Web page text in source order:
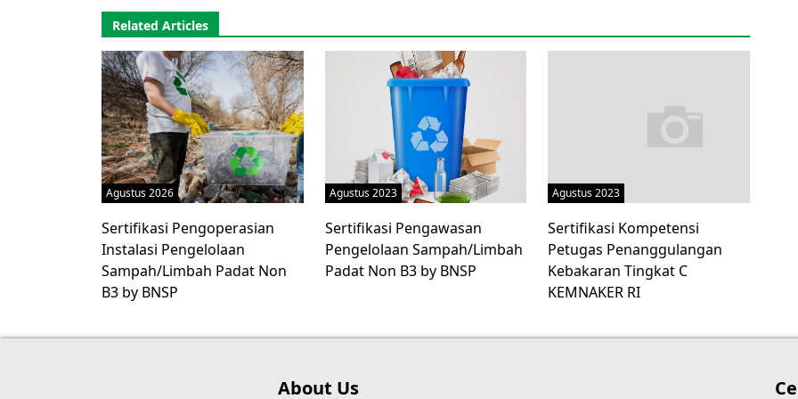
Related Articles
Agustus 2026
Sertifikasi Pengoperasian
Instalasi Pengelolaan
Sampah/Limbah Padat Non
B3 by BNSP
Agustus 2023
Sertifikasi Pengawasan
Pengelolaan Sampah/Limbah
Padat Non B3 by BNSP
Agustus 2023
Sertifikasi Kompetensi
Petugas Penanggulangan
Kebakaran Tingkat C
KEMNAKER RI
About Us